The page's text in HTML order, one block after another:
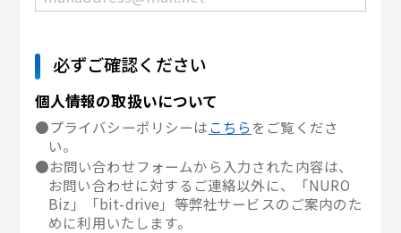
必ずご確認ください
個人情報の取扱いについて
●プライバシーポリシーはこちらをご覧くださ
い。
●お問い合わせフォームから入力された内容は、
お問い合わせに対するご連絡以外に、「NURO
Biz」「bit-drive」等弊社サービスのご案内のた
めに利用いたします。